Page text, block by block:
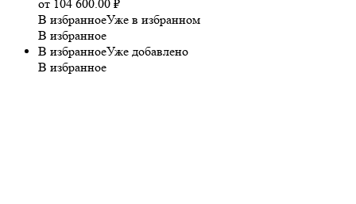
от 104 600.00 ₽
В избранноеУже в избранном
В избранное
В избранноеУже добавлено
В избранное